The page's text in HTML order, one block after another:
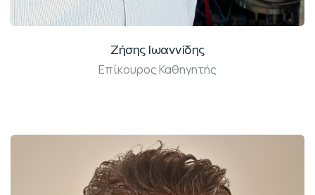
Ζήσης Ιωαννίδης
Επίκουρος Καθηγητής